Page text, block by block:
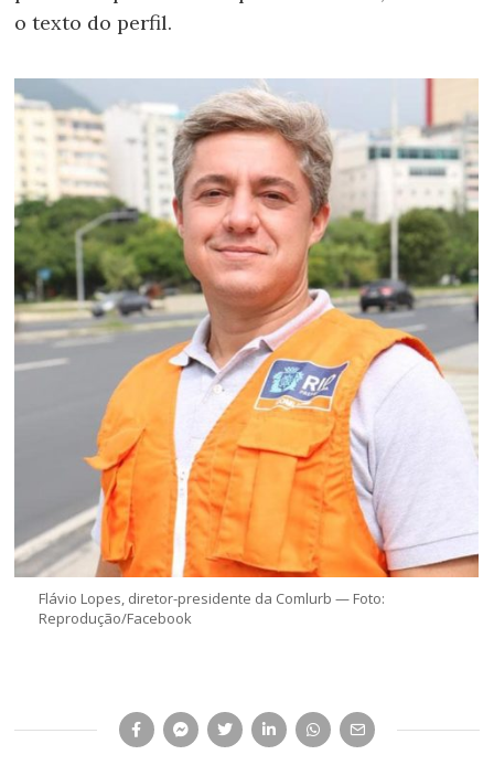
o texto do perfil.
Flávio Lopes, diretor-presidente da Comlurb — Foto:
Reprodução/Facebook